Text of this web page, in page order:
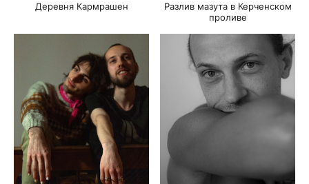
Деревня Кармрашен
Разлив мазута в Керченском
проливе